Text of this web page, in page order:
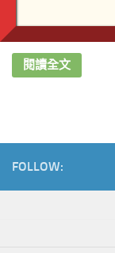
26吋 高身鞋櫃連鏡
閱讀全文
FOLLOW: